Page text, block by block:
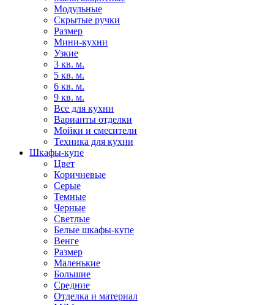
Модульные
Скрытые ручки
Размер
Мини-кухни
Узкие
3 кв. м.
5 кв. м.
6 кв. м.
9 кв. м.
Все для кухни
Варианты отделки
Мойки и смесители
Техника для кухни
Шкафы-купе
Цвет
Коричневые
Серые
Темные
Черные
Светлые
Белые шкафы-купе
Венге
Размер
Маленькие
Большие
Средние
Отделка и материал